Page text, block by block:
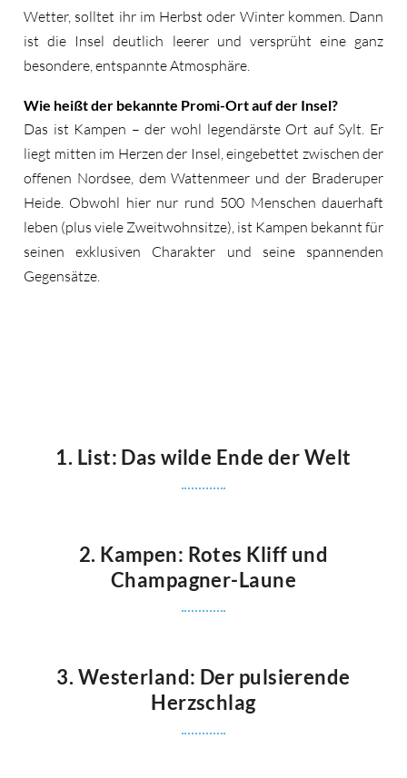
1. List: Das wilde Ende der Welt
2. Kampen: Rotes Kliff und
Champagner-Laune
3. Westerland: Der pulsierende
Herzschlag
Wetter, solltet ihr im Herbst oder Winter kommen. Dann
ist die Insel deutlich leerer und versprüht eine ganz
besondere, entspannte Atmosphäre.
Wie heißt der bekannte Promi-Ort auf der Insel?
Das ist Kampen – der wohl legendärste Ort auf Sylt. Er
liegt mitten im Herzen der Insel, eingebettet zwischen der
offenen Nordsee, dem Wattenmeer und der Braderuper
Heide. Obwohl hier nur rund 500 Menschen dauerhaft
leben (plus viele Zweitwohnsitze), ist Kampen bekannt für
seinen exklusiven Charakter und seine spannenden
Gegensätze.